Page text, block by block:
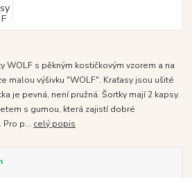
WOLF s pěkným kostičkovým vzorem a na
malou výšivku "WOLF". Kraťasy jsou ušité
je pevná, není pružná. Šortky mají 2 kapsy.
s gumou, která zajistí dobré
p... celý popis